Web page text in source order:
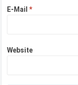
E-Mail*
Website